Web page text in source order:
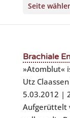
Seite
Brachiale
»Atomblut«
Utz
5.03.2012 |
Aufgerüttelt